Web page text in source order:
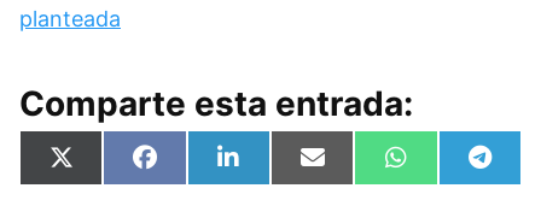
planteada
Comparte esta entrada:
Compartir
en
X
(
Compartir
en
F
a
Compartir
en
L
i
Compartir
en
E
m
Compartir
en
W
h
en
T
e